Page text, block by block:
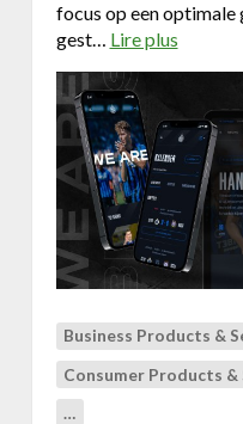
focus op een
gest… Lire plus
u
t
D
k
a
h
t
v
Business Products &
Consumer Products &
…